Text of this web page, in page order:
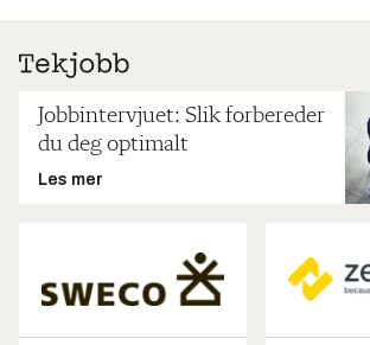
Jobbintervjuet: Slik forbereder
du deg optimalt
Les mer